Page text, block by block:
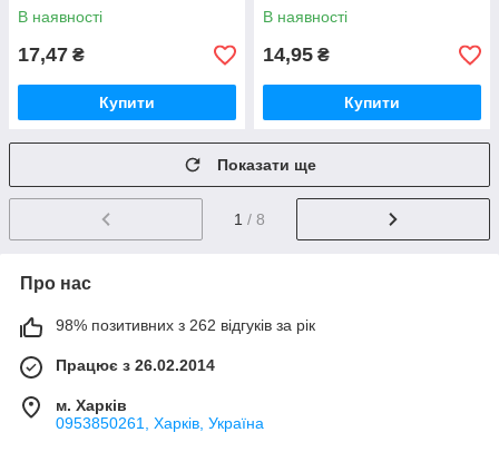
В наявності
17,47 ₴
Купити
В наявності
14,95 ₴
Купити
Показати ще
1 / 8
Про нас
98% позитивних з 262 відгуків за рік
Працює з 26.02.2014
м. Харків
0953850261, Харків, Україна